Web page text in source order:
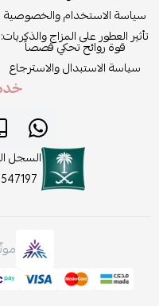
سياسة الاستخدام والخصوصية
تأثير العطور على المزاج والذكريات:
قوة روائح تحكي قصصاً
سياسة الاستبدال والاسترجاع
السجل